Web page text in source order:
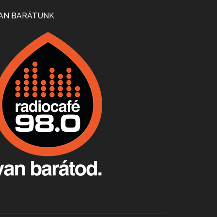
Apr 24, 2026 • 00:38:10
Villány, kékfrankos, Jackfall
Apr 17, 2026 • 00:35:38
Apr 9, 2026 • 00:37:17
BARÁTUNK